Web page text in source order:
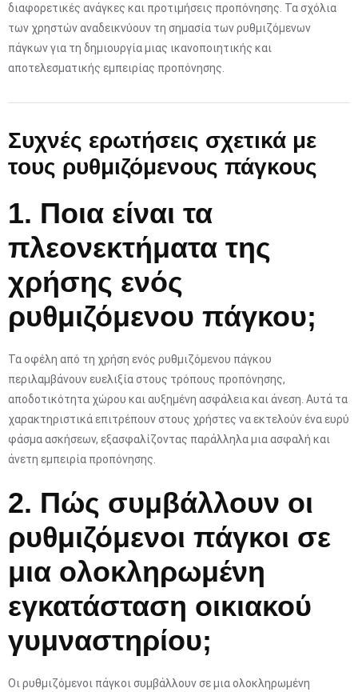
διαφορετικές ανάγκες και προτιμήσεις προπόνησης. Τα σχόλια
των χρηστών αναδεικνύουν τη σημασία των ρυθμιζόμενων
πάγκων για τη δημιουργία μιας ικανοποιητικής και
αποτελεσματικής εμπειρίας προπόνησης.
Συχνές ερωτήσεις σχετικά με
τους ρυθμιζόμενους πάγκους
1. Ποια είναι τα
πλεονεκτήματα της
χρήσης ενός
ρυθμιζόμενου πάγκου;
Τα οφέλη από τη χρήση ενός ρυθμιζόμενου πάγκου
περιλαμβάνουν ευελιξία στους τρόπους προπόνησης,
αποδοτικότητα χώρου και αυξημένη ασφάλεια και άνεση. Αυτά τα
χαρακτηριστικά επιτρέπουν στους χρήστες να εκτελούν ένα ευρύ
φάσμα ασκήσεων, εξασφαλίζοντας παράλληλα μια ασφαλή και
άνετη εμπειρία προπόνησης.
2. Πώς συμβάλλουν οι
ρυθμιζόμενοι πάγκοι σε
μια ολοκληρωμένη
εγκατάσταση οικιακού
γυμναστηρίου;
Οι ρυθμιζόμενοι πάγκοι συμβάλλουν σε μια ολοκληρωμένη